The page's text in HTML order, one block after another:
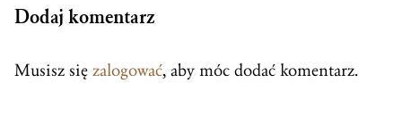
Dodaj komentarz
Musisz się zalogować, aby móc dodać komentarz.